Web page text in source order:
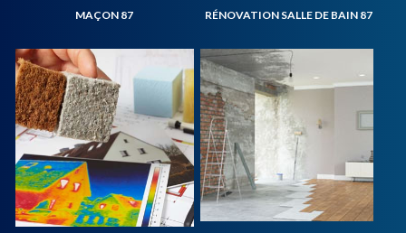
MAÇON 87 RÉNOVATION SALLE DE BAIN 87